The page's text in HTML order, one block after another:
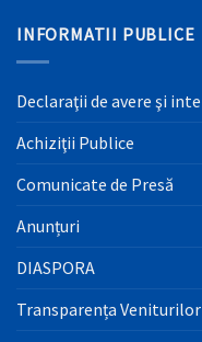
INFORMATII PUBLICE
Declaraţii de avere şi
Achiziţii Publice
Comunicate de Presă
Anunțuri
DIASPORA
Transparența